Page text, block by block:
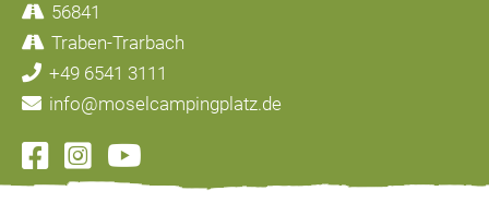
56841
Traben-Trarbach
+49 6541 3111
info@moselcampingplatz.de